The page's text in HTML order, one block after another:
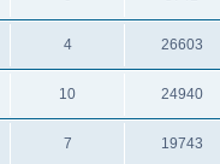
4 26603
10 24940
7 19743